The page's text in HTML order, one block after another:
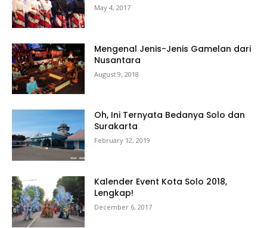
May 4, 2017
Mengenal Jenis-Jenis Gamelan dari
Nusantara
August 9, 2018
Oh, Ini Ternyata Bedanya Solo dan
Surakarta
February 12, 2019
Kalender Event Kota Solo 2018,
Lengkap!
December 6, 2017